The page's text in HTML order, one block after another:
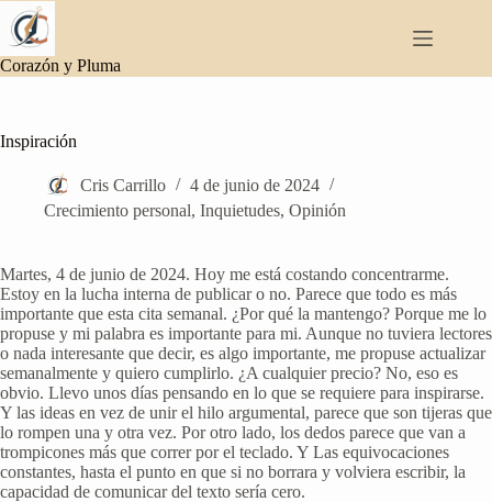
Saltar
contenido
Corazón y Pluma
Inspiración
Cris Carrillo
4 de junio de 2024
Crecimiento personal, Inquietudes, Opinión
Martes, 4 de junio de 2024. Hoy me está costando concentrarme.
Estoy en la lucha interna de publicar o no. Parece que todo es más
importante que esta cita semanal. ¿Por qué la mantengo? Porque me lo
propuse y mi palabra es importante para mi. Aunque no tuviera lectores
o nada interesante que decir, es algo importante, me propuse actualizar
semanalmente y quiero cumplirlo. ¿A cualquier precio? No, eso es
obvio. Llevo unos días pensando en lo que se requiere para inspirarse.
Y las ideas en vez de unir el hilo argumental, parece que son tijeras que
lo rompen una y otra vez. Por otro lado, los dedos parece que van a
trompicones más que correr por el teclado. Y Las equivocaciones
constantes, hasta el punto en que si no borrara y volviera escribir, la
capacidad de comunicar del texto sería cero.